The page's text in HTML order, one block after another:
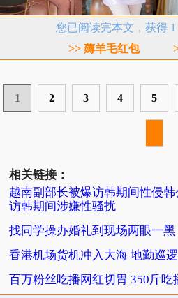
您已阅读完本文，获得 1
>> 薅羊毛红包
1 2 3 4 5
相关链接：
越南副部长被爆访韩期间性侵
访韩期间涉嫌性骚扰
找同学操办婚礼到现场两眼一
香港机场货机冲入大海 地勤巡
百万粉丝吃播网红切胃 350斤吃